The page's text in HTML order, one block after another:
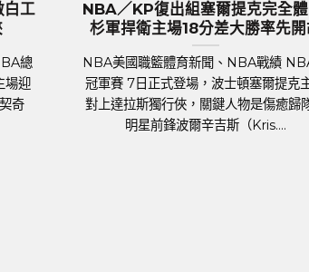
歐國盃／葡萄牙傳奇巨星C.羅納度最
後一舞？第六度參賽再創紀錄巔峰
足球聯賽體育新聞、足球戰績 2024年歐洲
國家盃即將於6月14日晚上在德國揭幕，39
歲的葡萄牙球星C.羅納度（Cristiano
Ronaldo）將再....